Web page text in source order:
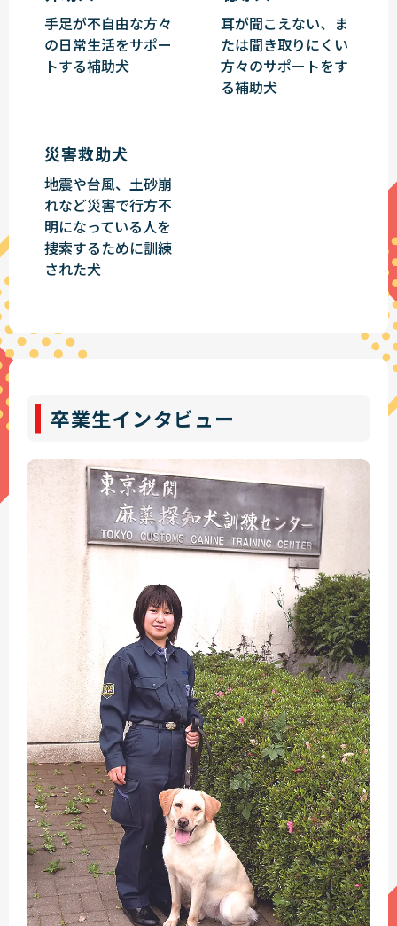
手足が不自由な方々
の日常生活をサポー
トする補助犬
耳が聞こえない、ま
たは聞き取りにくい
方々のサポートをす
る補助犬
災害救助犬
地震や台風、土砂崩
れなど災害で行方不
明になっている人を
捜索するために訓練
された犬
卒業生インタビュー